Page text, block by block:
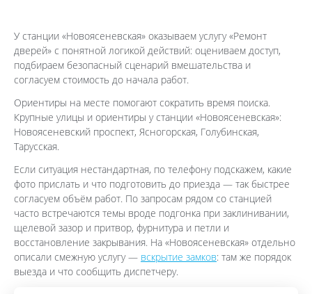
У станции «Новоясеневская» оказываем услугу «Ремонт
дверей» с понятной логикой действий: оцениваем доступ,
подбираем безопасный сценарий вмешательства и
согласуем стоимость до начала работ.
Ориентиры на месте помогают сократить время поиска.
Крупные улицы и ориентиры у станции «Новоясеневская»:
Новоясеневский проспект, Ясногорская, Голубинская,
Тарусская.
Если ситуация нестандартная, по телефону подскажем, какие
фото прислать и что подготовить до приезда — так быстрее
согласуем объём работ. По запросам рядом со станцией
часто встречаются темы вроде подгонка при заклинивании,
щелевой зазор и притвор, фурнитура и петли и
восстановление закрывания. На «Новоясеневская» отдельно
описали смежную услугу — вскрытие замков: там же порядок
выезда и что сообщить диспетчеру.